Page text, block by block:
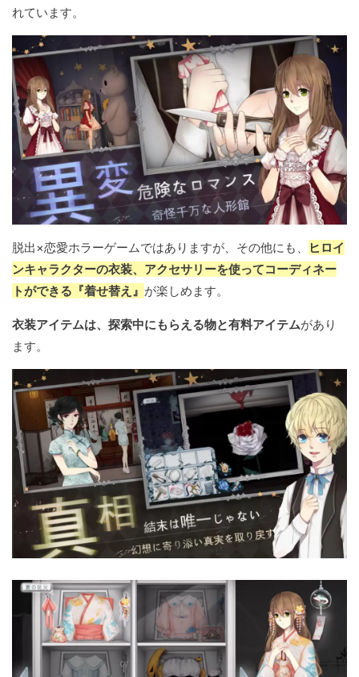
れています。
脱出×恋愛ホラーゲームではありますが、その他にも、
ヒロイ
ンキャラクターの衣装、アクセサリーを使ってコーディネー
トができる『着せ替え』 が楽しめます。
衣装アイテムは、探索中にもらえる物と有料アイテムがあり
ます。